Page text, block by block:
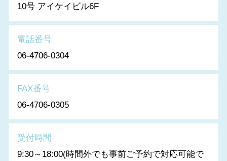
10号 アイケイビル6F
電話番号
06-4706-0304
FAX番号
06-4706-0305
受付時間
9:30～18:00(時間外でも事前ご予約で対応可能で